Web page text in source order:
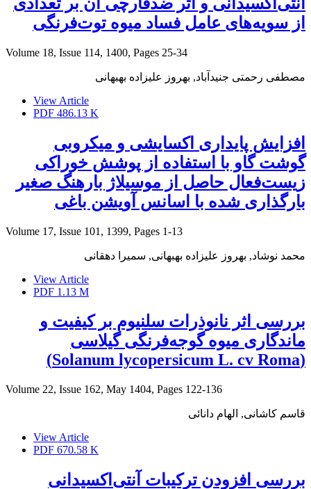
از سویه‌های عامل فساد میوه توت‌فرنگی
Volume 18, Issue 114, 1400, Pages 25-34
مصطفی رحمتی جنیدآباد, بهروز علیزاده بهبهانی
View Article
PDF 486.13 K
افزایش پایداری اکسایشی و میکروبی
گوشت گاو با استفاده از پوشش خوراکی
زیست‌فعال حاصل از موسیلاژ بارهنگ صغیر
بارگذاری شده با اسانس آویشن باغی
Volume 17, Issue 101, 1399, Pages 1-13
محمد نوشاد, بهروز علیزاده بهبهانی, سمیرا دهقانی
View Article
PDF 1.13 M
بررسی اثر نانوذرات سلنیوم بر کیفیت و
ماندگاری میوه گوجه‌فرنگی گیلاسی
(Solanum lycopersicum L. cv Roma)
Volume 22, Issue 162, May 1404, Pages 122-136
قاسم کاشانی, الهام دانائی
View Article
PDF 670.58 K
بررسی افزودن ترکیبات آنتی‌اکسیدانی